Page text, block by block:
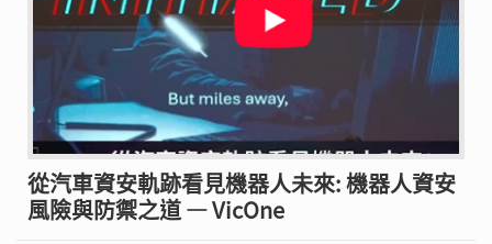
從汽車資安軌跡看見機器人未來: 機器人資安
風險與防禦之道 — VicOne